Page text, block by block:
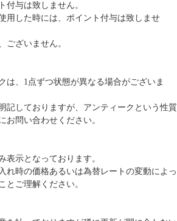
付与は致しません。
用した時には、ポイント付与は致しませ
ございません。
は、1点ずつ状態が異なる場合がございま
記しておりますが、アンティークという性質
お問い合わせください。
表示となっております。
れ時の価格あるいは為替レートの変動によっ
とご理解ください。